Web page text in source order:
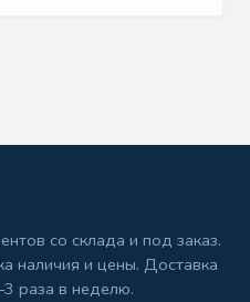
со склада и под заказ.
наличия и цены. Доставка
раза в неделю.